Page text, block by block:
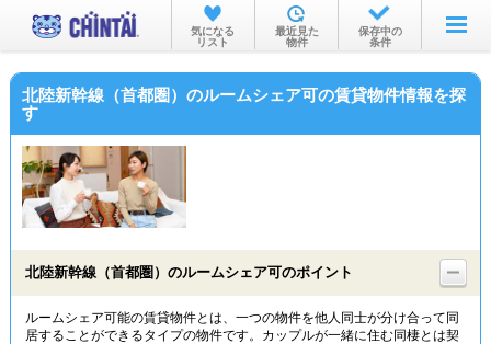
お部屋を探す
沿線・駅から
不動産会社から
TOP
気になる
リスト
最近見た
物件
保存中の
条件
北陸新幹線（首都圏）のルームシェア可の賃貸物件情報を探
す
北陸新幹線（首都圏）のルームシェア可のポイント
ルームシェア可能の賃貸物件とは、一つの物件を他人同士が分け合って同
居することができるタイプの物件です。カップルが一緒に住む同棲とは契